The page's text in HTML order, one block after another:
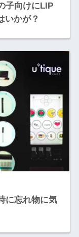
子向けにLIP
いかが？
に忘れ物に気